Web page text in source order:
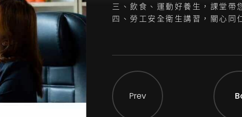
三、飲食、運動好養生，課堂帶
四、勞工安全衛生講習，關心同